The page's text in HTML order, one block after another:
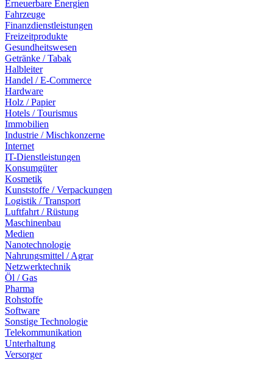
Erneuerbare Energien
Fahrzeuge
Finanzdienstleistungen
Freizeitprodukte
Gesundheitswesen
Getränke / Tabak
Halbleiter
Handel / E-Commerce
Hardware
Holz / Papier
Hotels / Tourismus
Immobilien
Industrie / Mischkonzerne
Internet
IT-Dienstleistungen
Konsumgüter
Kosmetik
Kunststoffe / Verpackungen
Logistik / Transport
Luftfahrt / Rüstung
Maschinenbau
Medien
Nanotechnologie
Nahrungsmittel / Agrar
Netzwerktechnik
Öl / Gas
Pharma
Rohstoffe
Software
Sonstige Technologie
Telekommunikation
Unterhaltung
Versorger